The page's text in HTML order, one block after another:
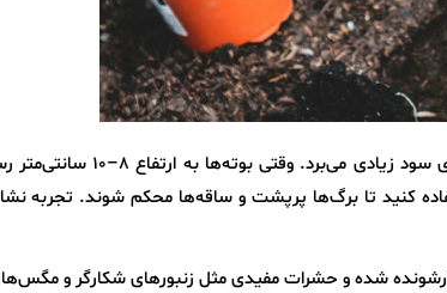
با اینکه بوک چوی خیلی سریع رشد می‌کند، اما از تغذیه دوره‌ای سود زیادی
کود متعادل محلول در آب (مثل 10-10-10) استفاده کنید تا برگ‌ها پرپشت و ساقه‌ها محکم شوند.
شده و حشرات مفیدی مثل زنبورهای شکارگر و